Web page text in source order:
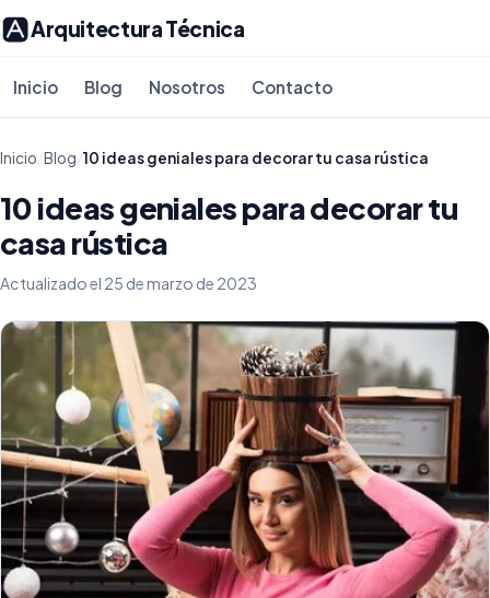
Arquitectura Técnica
Inicio Blog Nosotros Contacto
Inicio/Blog/10 ideas geniales para decorar tu casa rústica
10 ideas geniales para decorar tu
casa rústica
Actualizado el 25 de marzo de 2023